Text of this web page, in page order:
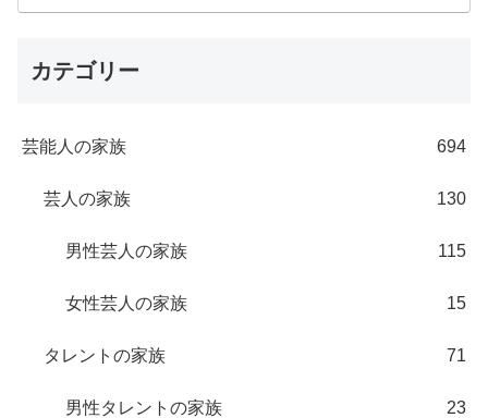
カテゴリー
芸能人の家族 694
芸人の家族 130
男性芸人の家族 115
女性芸人の家族 15
タレントの家族 71
男性タレントの家族 23